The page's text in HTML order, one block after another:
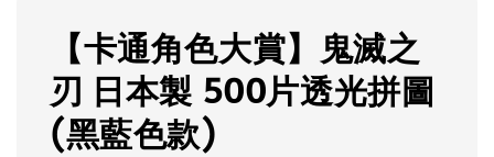
【卡通角色大賞】鬼滅之
刃 日本製 500片透光拼圖
(黑藍色款)